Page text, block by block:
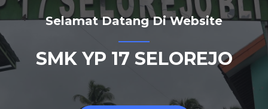
Selamat Datang Di Website
SMK YP 17 SELOREJO